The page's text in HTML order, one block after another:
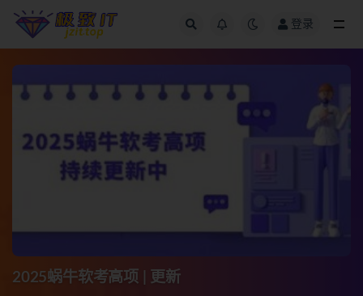
登录
2025蜗牛软考高项 | 更新